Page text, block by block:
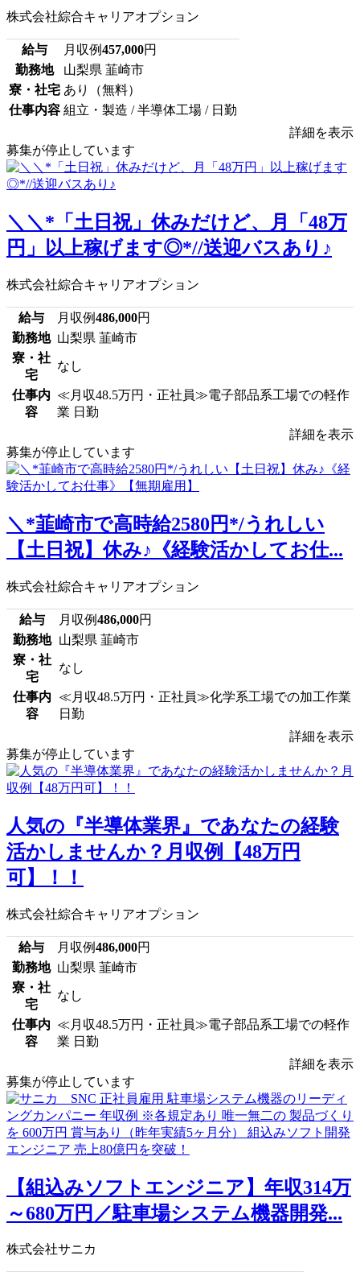
株式会社綜合キャリアオプション
給与 月収例457,000円
勤務地
山梨県 韮崎市
寮・社宅 あり（無料）
仕事内容 組立・製造 / 半導体工場 / 日勤
詳細を表示
募集が停止しています
＼＼*「土日祝」休みだけど、月「48万
円」以上稼げます◎*//送迎バスあり♪
株式会社綜合キャリアオプション
給与 月収例486,000円
勤務地 山梨県 韮崎市
寮・社
宅
なし
仕事内
容
≪月収48.5万円・正社員≫電子部品系工場での軽作
業 日勤
詳細を表示
募集が停止しています
＼*韮崎市で高時給2580円*/うれしい
【土日祝】休み♪《経験活かしてお仕...
株式会社綜合キャリアオプション
給与 月収例486,000円
勤務地 山梨県 韮崎市
寮・社
宅
なし
仕事内
容
≪月収48.5万円・正社員≫化学系工場での加工作業
日勤
詳細を表示
募集が停止しています
人気の『半導体業界』であなたの経験
活かしませんか？月収例【48万円
可】！！
株式会社綜合キャリアオプション
給与 月収例486,000円
勤務地 山梨県 韮崎市
寮・社
宅
なし
仕事内
容
≪月収48.5万円・正社員≫電子部品系工場での軽作
業 日勤
詳細を表示
募集が停止しています
【組込みソフトエンジニア】年収314万
～680万円／駐車場システム機器開発...
株式会社サニカ